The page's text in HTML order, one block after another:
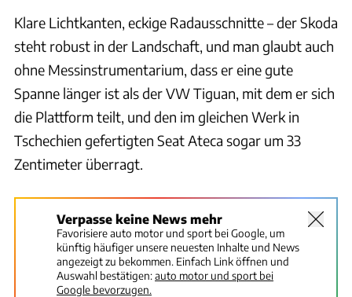
Klare Lichtkanten, eckige Radausschnitte – der Skoda
steht robust in der Landschaft, und man glaubt auch
ohne Messinstrumentarium, dass er eine gute
Spanne länger ist als der VW Tiguan, mit dem er sich
die Plattform teilt, und den im gleichen Werk in
Tschechien gefertigten Seat Ateca sogar um 33
Zentimeter überragt.
Verpasse keine News mehr
Favorisiere auto motor und sport bei Google, um
künftig häufiger unsere neuesten Inhalte und News
angezeigt zu bekommen. Einfach Link öffnen und
Auswahl bestätigen:auto motor und sport bei
Google bevorzugen.